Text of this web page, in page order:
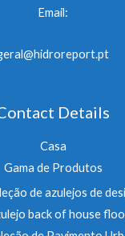
Email:
Details
Casa
Gama de Produtos
de azulejos de
back of house